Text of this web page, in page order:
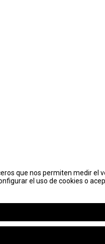
que nos permiten medir el
el uso de cookies o